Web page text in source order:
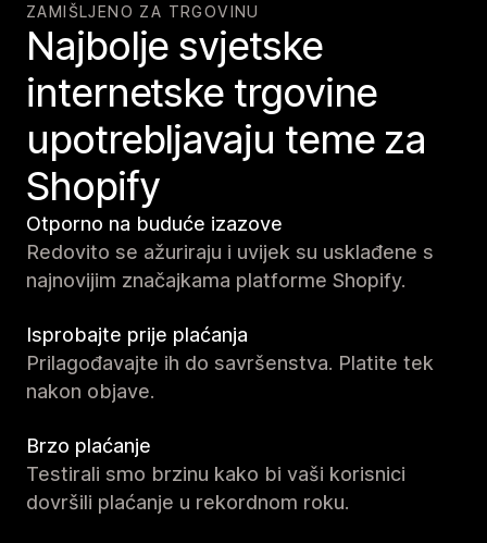
ZAMIŠLJENO ZA TRGOVINU
Najbolje svjetske
internetske trgovine
upotrebljavaju teme za
Shopify
Otporno na buduće izazove
Redovito se ažuriraju i uvijek su usklađene s
najnovijim značajkama platforme Shopify.
Isprobajte prije plaćanja
Prilagođavajte ih do savršenstva. Platite tek
nakon objave.
Brzo plaćanje
Testirali smo brzinu kako bi vaši korisnici
dovršili plaćanje u rekordnom roku.